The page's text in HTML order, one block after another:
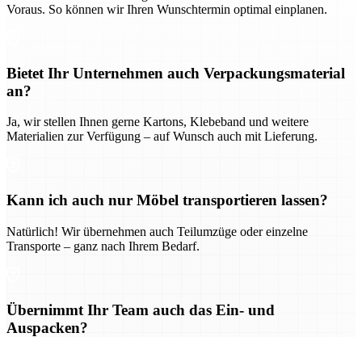
Voraus. So können wir Ihren Wunschtermin optimal einplanen.
Bietet Ihr Unternehmen auch Verpackungsmaterial
an?
Ja, wir stellen Ihnen gerne Kartons, Klebeband und weitere
Materialien zur Verfügung – auf Wunsch auch mit Lieferung.
Kann ich auch nur Möbel transportieren lassen?
Natürlich! Wir übernehmen auch Teilumzüge oder einzelne
Transporte – ganz nach Ihrem Bedarf.
Übernimmt Ihr Team auch das Ein- und
Auspacken?